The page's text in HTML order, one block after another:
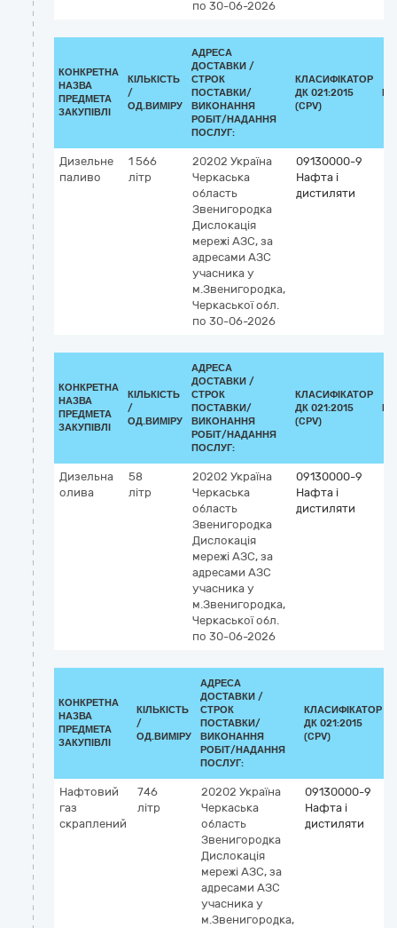
по 30-06-2026
КОНКРЕТНА
НАЗВА
ПРЕДМЕТА
ЗАКУПІВЛІ
КІЛЬКІСТЬ
/
ОД.ВИМІРУ
АДРЕСА
ДОСТАВКИ /
СТРОК
ПОСТАВКИ/
ВИКОНАННЯ
РОБІТ/НАДАННЯ
ПОСЛУГ:
КЛАСИФІКАТОР
ДК 021:2015
(CPV)
Дизельне
паливо
1 566
літр
20202 Україна
Черкаська
область
Звенигородка
Дислокація
мережі АЗС, за
адресами АЗС
учасника у
м.Звенигородка,
Черкаської обл.
по 30-06-2026
09130000-9
Нафта і
дистиляти
КОНКРЕТНА
НАЗВА
ПРЕДМЕТА
ЗАКУПІВЛІ
КІЛЬКІСТЬ
/
ОД.ВИМІРУ
АДРЕСА
ДОСТАВКИ /
СТРОК
ПОСТАВКИ/
ВИКОНАННЯ
РОБІТ/НАДАННЯ
ПОСЛУГ:
КЛАСИФІКАТОР
ДК 021:2015
(CPV)
Дизельна
олива
58
літр
20202 Україна
Черкаська
область
Звенигородка
Дислокація
мережі АЗС, за
адресами АЗС
учасника у
м.Звенигородка,
Черкаської обл.
по 30-06-2026
09130000-9
Нафта і
дистиляти
КОНКРЕТНА
НАЗВА
ПРЕДМЕТА
ЗАКУПІВЛІ
КІЛЬКІСТЬ
/
ОД.ВИМІРУ
АДРЕСА
ДОСТАВКИ /
СТРОК
ПОСТАВКИ/
ВИКОНАННЯ
РОБІТ/НАДАННЯ
ПОСЛУГ:
КЛАСИФІКАТОР
ДК 021:2015
(CPV)
Нафтовий
газ
скраплений
746
літр
20202 Україна
Черкаська
область
Звенигородка
Дислокація
мережі АЗС, за
адресами АЗС
учасника у
м.Звенигородка,
09130000-9
Нафта і
дистиляти